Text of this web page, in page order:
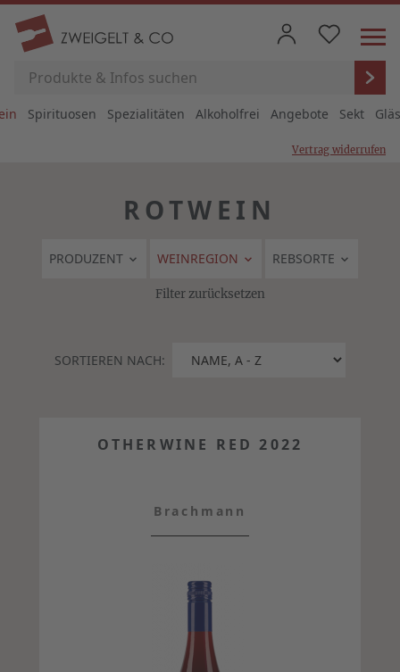
Spirituosen Spezialitäten Alkoholfrei Angebote Sekt
Vertrag widerrufen
ROTWEIN
PRODUZENT WEINREGION REBSORTE
Filter zurücksetzen
SORTIEREN NACH:
OTHERWINE RED 2022
Brachmann